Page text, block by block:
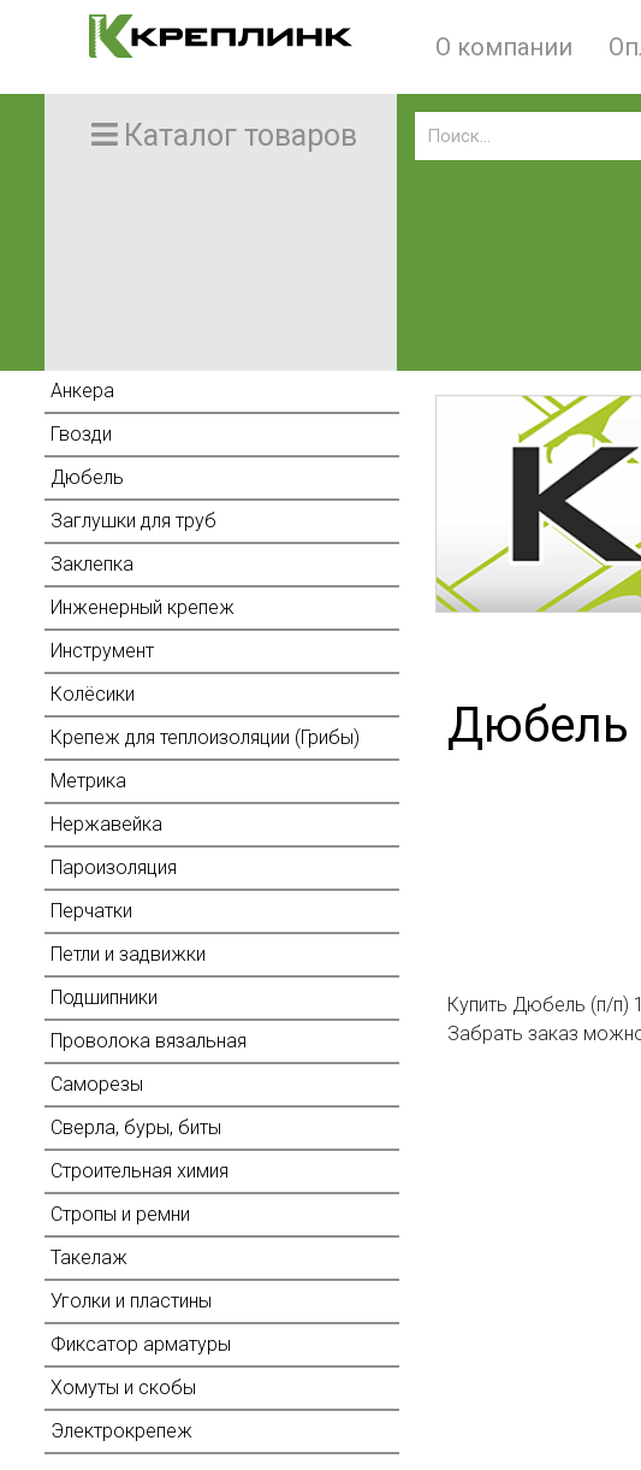
О компании
Каталог товаров
Анкера
Гвозди
Дюбель
Заглушки для труб
Заклепка
Инженерный крепеж
Инструмент
Колёсики
Крепеж для теплоизоляции (Грибы)
Метрика
Нержавейка
Пароизоляция
Перчатки
Петли и задвижки
Подшипники
Проволока вязальная
Саморезы
Сверла, буры, биты
Строительная химия
Стропы и ремни
Такелаж
Уголки и пластины
Фиксатор арматуры
Хомуты и скобы
Электрокрепеж
Дюбель
Купить Дюбель (п/п)
Забрать заказ